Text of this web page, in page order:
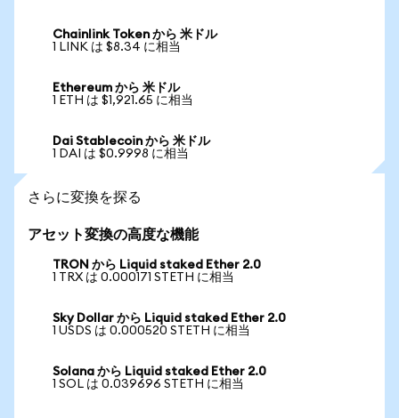
Chainlink Token から 米ドル
1 LINK は $8.34 に相当
Ethereum から 米ドル
1 ETH は $1,921.65 に相当
Dai Stablecoin から 米ドル
1 DAI は $0.9998 に相当
さらに変換を探る
アセット変換の高度な機能
TRON から Liquid staked Ether 2.0
1 TRX は 0.000171 STETH に相当
Sky Dollar から Liquid staked Ether 2.0
1 USDS は 0.000520 STETH に相当
Solana から Liquid staked Ether 2.0
1 SOL は 0.039696 STETH に相当